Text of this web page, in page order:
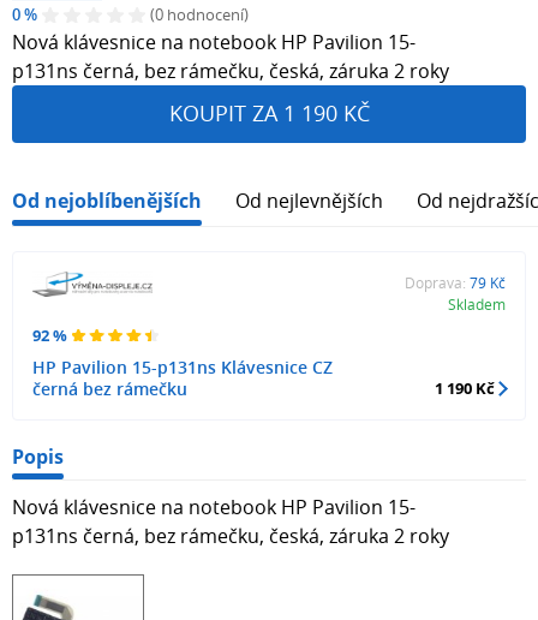
0 % (0 hodnocení)
Nová klávesnice na notebook HP Pavilion 15-
p131ns černá, bez rámečku, česká, záruka 2 roky
KOUPIT ZA 1 190 KČ
Od nejoblíbenějších Od nejlevnějších Od
92 %
HP Pavilion 15-p131ns Klávesnice CZ
černá bez rámečku
Doprava: 79 Kč
Skladem
1 190 Kč
Popis
Nová klávesnice na notebook HP Pavilion 15-
p131ns černá, bez rámečku, česká, záruka 2 roky